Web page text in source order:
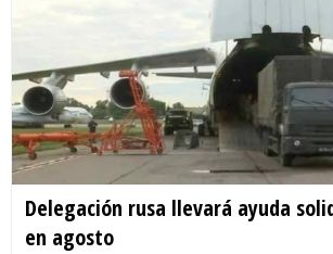
Delegación rusa llevará ayuda
en agosto